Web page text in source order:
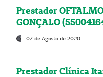
Prestador
GONÇALO
07 de Agosto de 2020
Prestador Clínica